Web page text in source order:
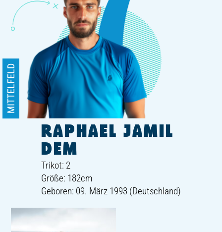
RAPHAEL JAMIL
DEM
MITTELFELD
Trikot: 2
Größe: 182cm
Geboren: 09. März 1993 (Deutschland)